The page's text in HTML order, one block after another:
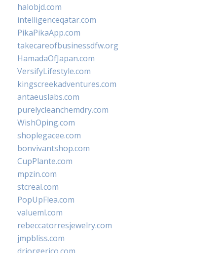
halobjd.com
intelligenceqatar.com
PikaPikaApp.com
takecareofbusinessdfw.org
HamadaOfJapan.com
VersifyLifestyle.com
kingscreekadventures.com
antaeuslabs.com
purelycleanchemdry.com
WishOping.com
shoplegacee.com
bonvivantshop.com
CupPlante.com
mpzin.com
stcreal.com
PopUpFlea.com
valueml.com
rebeccatorresjewelry.com
jmpbliss.com